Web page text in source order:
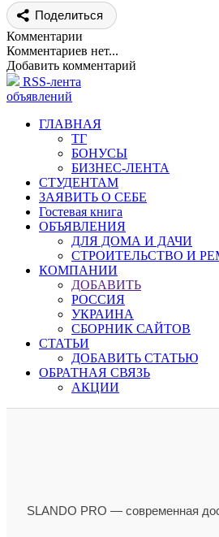
Поделиться
Комментарии
Комментариев нет...
Добавить комментарий
RSS-лента
объявлений
ГЛАВНАЯ
ТГ
БОНУСЫ
БИЗНЕС-ЛЕНТА
СТУДЕНТАМ
ЗАЯВИТЬ О СЕБЕ
Гостевая книга
ОБЪЯВЛЕНИЯ
ДЛЯ ДОМА И ДАЧИ
СТРОИТЕЛЬСТВО И
КОМПАНИИ
ДОБАВИТЬ
РОССИЯ
УКРАИНА
СБОРНИК САЙТОВ
СТАТЬИ
ДОБАВИТЬ СТАТЬЮ
ОБРАТНАЯ СВЯЗЬ
АКЦИИ
SLANDO PRO — современная